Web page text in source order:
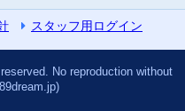
スタッフ用ログイン
No reproduction without